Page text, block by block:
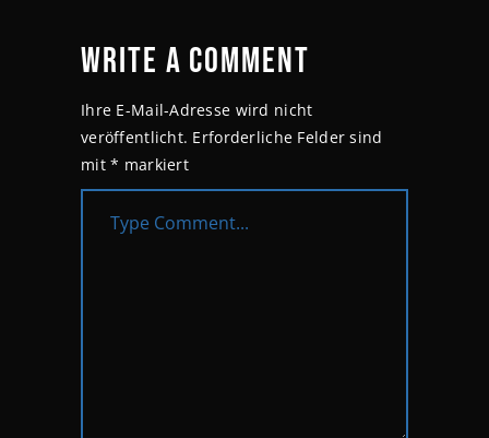
WRITE A COMMENT
Ihre E-Mail-Adresse wird nicht
veröffentlicht. Erforderliche Felder sind
mit* markiert